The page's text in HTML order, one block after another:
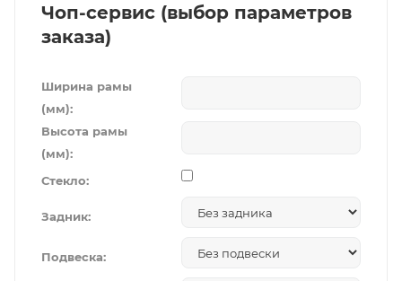
Чоп-сервис (выбор параметров
заказа)
Ширина рамы
(мм):
Высота рамы
(мм):
Стекло:
Задник:
Подвеска: